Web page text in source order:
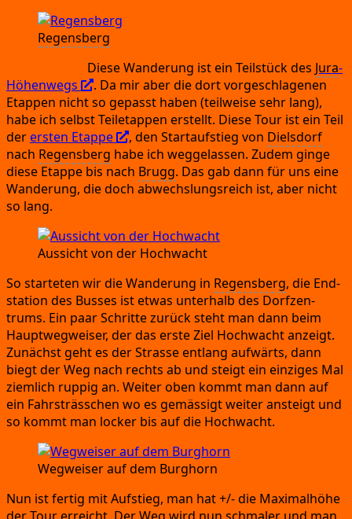
Regens­berg
Die­se Wan­de­rung ist ein Teil­stück des Jura-
Höhen­wegs
. Da mir aber die dort vor­ge­schla­ge­nen
Etap­pen nicht so gepasst haben (teil­wei­se sehr lang),
habe ich selbst Teil­etap­pen erstellt. Die­se Tour ist ein Teil
derers­ten Etap­pe , den Start­auf­stieg von Diels­dorf
nach Regens­berg habe ich weg­ge­las­sen. Zudem gin­ge
die­se Etap­pe bis nach Brugg. Das gab dann für uns eine
Wan­de­rung, die doch abwechs­lungs­reich ist, aber nicht
so lang.
Aus­sicht von der Hochwacht
So star­te­ten wir die Wan­de­rung in Regens­berg, die End­
sta­ti­on des Bus­ses ist etwas unter­halb des Dorf­zen­
trums. Ein paar Schrit­te zurück steht man dann beim
Haupt­weg­wei­ser, der das ers­te Ziel Hoch­wacht anzeigt.
Zunächst geht es der Stras­se ent­lang auf­wärts, dann
biegt der Weg nach rechts ab und steigt ein ein­zi­ges Mal
ziem­lich rup­pig an. Wei­ter oben kommt man dann auf
ein Fahr­sträs­s­chen wo es gemäs­sigt wei­ter ansteigt und
so kommt man locker bis auf die Hochwacht.
Weg­wei­ser auf dem Burghorn
Nun ist fer­tig mit Auf­stieg, man hat+/- die Maxi­mal­hö­he